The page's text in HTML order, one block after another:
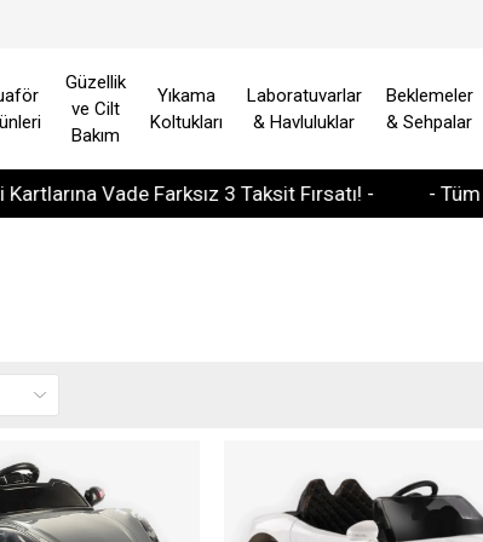
Vade Farksız 3 Taksit Fırsatı! - - Tüm Avrupa
Güzellik
ve Cilt
Bakım
Yıkama
Koltukları
Laboratuvarlar
& Havluluklar
Beklemeler
& Sehpalar